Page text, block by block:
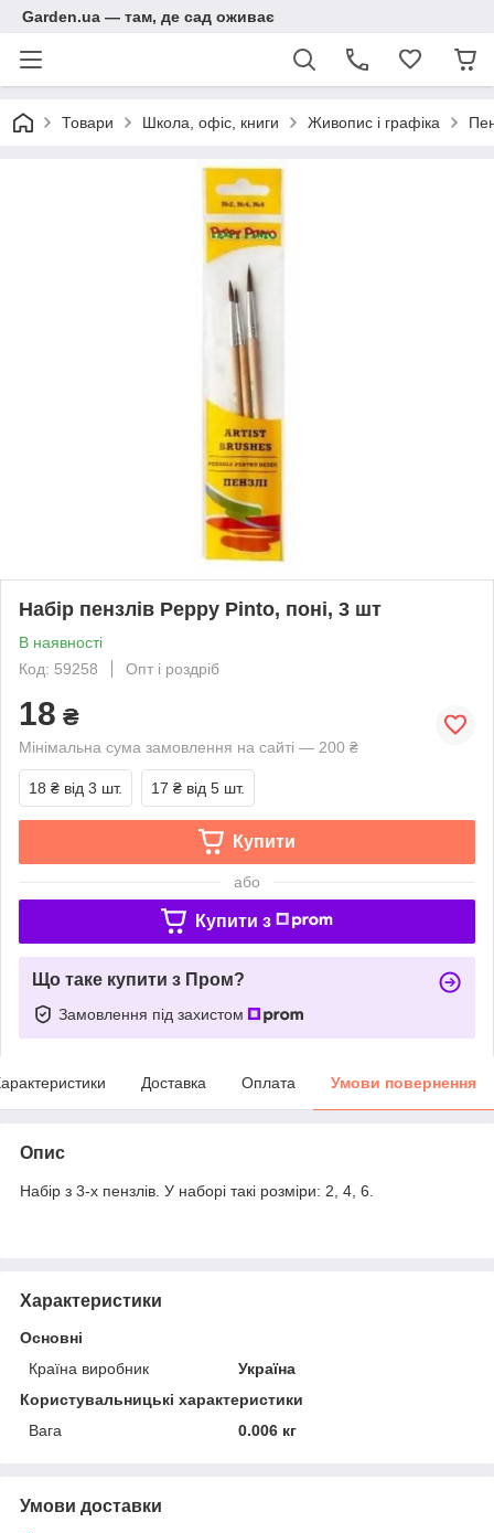
Garden.ua — там, де сад оживає
Товари Школа, офіс, книги Живопис і графіка
Набір пензлів Peppy Pinto, поні, 3 шт
В наявності
Код: 59258
Опт і роздріб
18 ₴
Мінімальна сума замовлення на сайті — 200 ₴
18 ₴ від 3 шт. 17 ₴ від 5 шт.
Купити
або
Купити з
Що таке купити з Пром?
Замовлення під захистом
Доставка Оплата Умови повернення
Опис
Набір з 3-х пензлів. У наборі такі розміри: 2, 4, 6.
Характеристики
Основні
Країна виробник
Україна
Користувальницькі характеристики
Вага
0.006 кг
Умови доставки